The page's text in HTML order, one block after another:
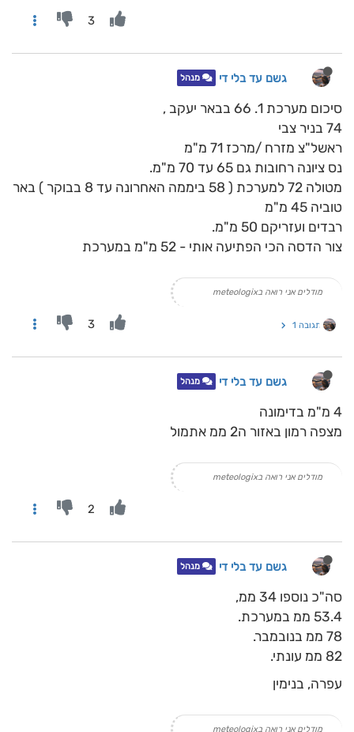
3
גשם עד בלי די מנהל
סיכום מערכת 1. 66 בבאר יעקב ,
74 בניר צבי
ראשל"צ מזרח /מרכז 71 מ"מ
נס ציונה רחובות גם 65 עד 70 מ"מ.
מטולה 72 למערכת ( 58 ביממה האחרונה עד 8 בבוקר ) באר
טוביה 45 מ"מ
רבדים ועזריקם 50 מ"מ.
צור הדסה הכי הפתיעה אותי - 52 מ"מ במערכת
מודלים אני רואה בmeteologix
תגובה 1 3
גשם עד בלי די מנהל
4 מ"מ בדימונה
מצפה רמון באזור ה2 ממ אתמול
מודלים אני רואה בmeteologix
2
גשם עד בלי די מנהל
סה"כ נוספו 34 ממ,
53.4 ממ במערכת.
78 ממ בנובמבר.
82 ממ עונתי.
עפרה, בנימין
מודלים אני רואה בmeteologix